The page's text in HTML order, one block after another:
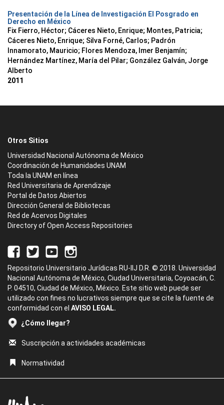
Presentación de la Línea de Investigación El Posgrado en
Derecho en México
Fix Fierro, Héctor; Cáceres Nieto, Enrique; Montes, Patricia;
Cáceres Nieto, Enrique; Silva Forné, Carlos; Padrón
Innamorato, Mauricio; Flores Mendoza, Imer Benjamín;
Hernández Martínez, María del Pilar; González Galván, Jorge
Alberto
2011
Otros Sitios
Universidad Nacional Autónoma de México
Coordinación de Humanidades UNAM
Toda la UNAM en línea
Red Universitaria de Aprendizaje
Portal de Datos Abiertos
Dirección General de Bibliotecas
Red de Acervos Digitales
Directory of Open Access Repositories
Repositorio Universitario Jurídicas RU-IIJ D.R. © 2018. Universidad
Nacional Autónoma de México, Ciudad Universitaria, Coyoacán, C.
P. 04510, Ciudad de México, México. Este sitio web puede ser
utilizado con fines no lucrativos siempre que se cite la fuente de
conformidad con el AVISO LEGAL.
¿Cómo llegar?
Suscripción a actividades académicas
Normatividad